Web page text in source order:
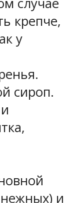
крепче,
у
сироп.
и